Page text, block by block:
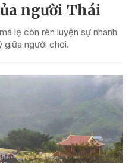
người Thái
lẹ còn rèn luyện sự nhanh
giữa người chơi.